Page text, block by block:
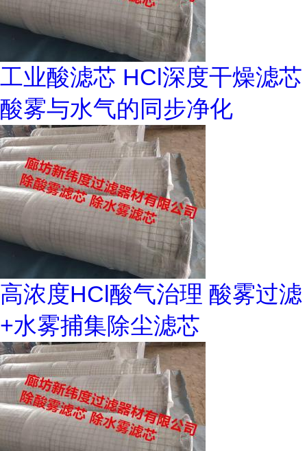
工业酸滤芯 HCl深度干燥滤芯
酸雾与水气的同步净化
高浓度HCl酸气治理 酸雾过滤
+水雾捕集除尘滤芯